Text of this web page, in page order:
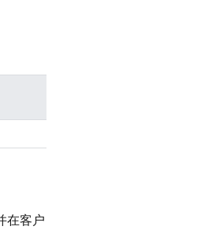
在客户